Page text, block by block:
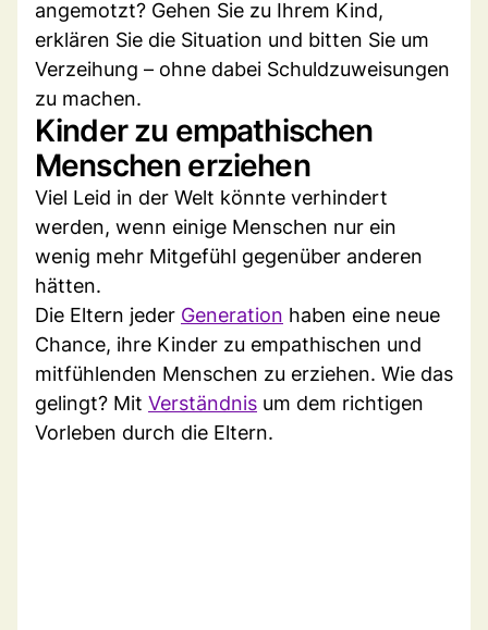
angemotzt? Gehen Sie zu Ihrem Kind,
erklären Sie die Situation und bitten Sie um
Verzeihung – ohne dabei Schuldzuweisungen
zu machen.
Kinder zu empathischen
Menschen erziehen
Viel Leid in der Welt könnte verhindert
werden, wenn einige Menschen nur ein
wenig mehr Mitgefühl gegenüber anderen
hätten.
Die Eltern jeder Generation haben eine neue
Chance, ihre Kinder zu empathischen und
mitfühlenden Menschen zu erziehen. Wie das
gelingt? Mit Verständnis um dem richtigen
Vorleben durch die Eltern.